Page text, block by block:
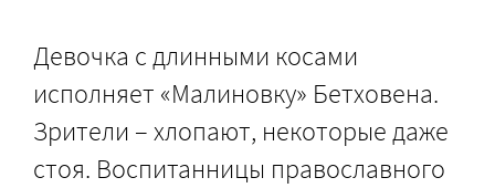
Девочка с длинными косами
исполняет «Малиновку» Бетховена.
Зрители – хлопают, некоторые даже
стоя. Воспитанницы православного